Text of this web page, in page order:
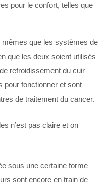
pour le confort, telles que
que les systèmes de
que les deux soient utilisés
refroidissement du cuir
pour fonctionner et sont
de traitement du cancer.
n’est pas claire et on
sous une certaine forme
sont encore en train de